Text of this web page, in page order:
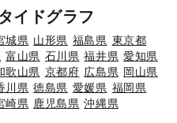
イドグラフ
城県 山形県 福島県 東京都
富山県 石川県 福井県 愛知県
歌山県 京都府 広島県 岡山県
川県 徳島県 愛媛県 福岡県
崎県 鹿児島県 沖縄県